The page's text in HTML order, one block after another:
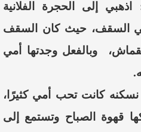
إلى الحجرة الفلانية
في السقف، حيث كان السقف
وبالفعل وجدتها أمي
نسكنه كانت تحب أمي كثيرًا،
قهوة الصباح وتستمع إلى